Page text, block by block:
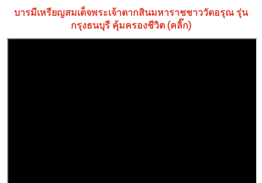
บารมีเหรียญสมเด็จพระเจ้าตากสินมหาราชชาววัดอรุณ รุ่น
กรุงธนบุรี คุ้มครองชีวิต (คลิ๊ก)